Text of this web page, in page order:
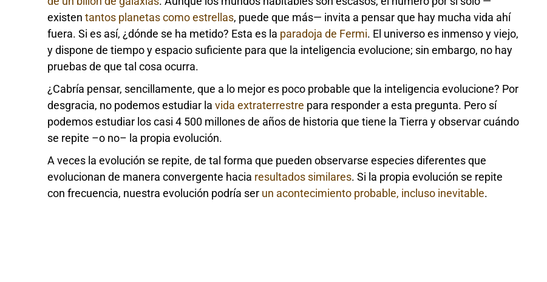
existentantos planetas como estrellas, puede que más— invita a pensar que hay mucha vida ahí
fuera. Si es así, ¿dónde se ha metido? Esta es la paradoja de Fermi. El universo es inmenso y viejo,
y dispone de tiempo y espacio suficiente para que la inteligencia evolucione; sin embargo, no hay
pruebas de que tal cosa ocurra.
¿Cabría pensar, sencillamente, que a lo mejor es poco probable que la inteligencia evolucione? Por
desgracia, no podemos estudiar lavida extraterrestre para responder a esta pregunta. Pero sí
podemos estudiar los casi 4 500 millones de años de historia que tiene la Tierra y observar cuándo
se repite –o no– la propia evolución.
A veces la evolución se repite, de tal forma que pueden observarse especies diferentes que
evolucionan de manera convergente hacia resultados similares. Si la propia evolución se repite
con frecuencia, nuestra evolución podría ser un acontecimiento probable, incluso inevitable.